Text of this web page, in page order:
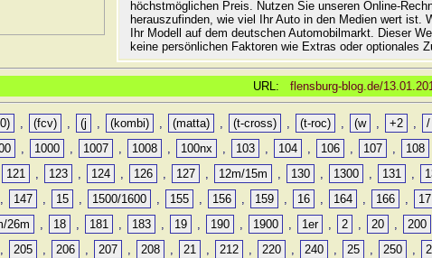
höchstmöglichen Preis. Nutzen Sie unseren Online-
herauszufinden, wie viel Ihr Auto in den Medien wert ist.
Ihr Modell auf dem deutschen Automobilmarkt. Dieser
keine persönlichen Faktoren wie Extras oder optionales
URL: flensburg-blog.de/
, (fcv) , (j , (kombi) , (matta) , (t-cross) , (t-roc) , (w , +2 , /
, 1000 , 1007 , 1008 , 100nx , 103 , 104 , 106 , 107 , 108
121 , 123 , 124 , 126 , 127 , 12m/15m , 130 , 1300 , 131 ,
, 147 , 15 , 1500/1600 , 155 , 156 , 159 , 16 , 164 , 166 , 17
26m
, 18 , 181 , 183 , 19 , 190 , 1900 , 1er , 2 , 20 , 200
, 205 , 206 , 207 , 208 , 21 , 212 , 220 , 240 , 25 , 250 ,